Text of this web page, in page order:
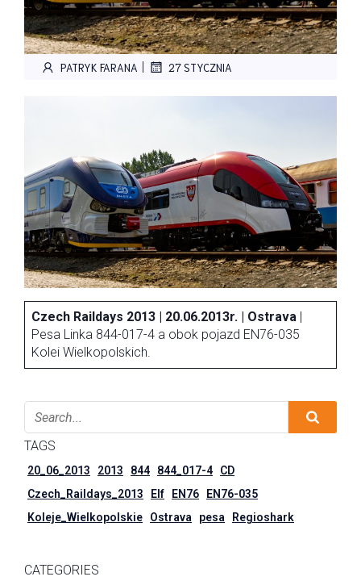
PATRYK FARANA | 27 STYCZNIA
Czech Raildays 2013 | 20.06.2013r. | Ostrava |
Pesa Linka 844-017-4 a obok pojazd EN76-035
Kolei Wielkopolskich.
TAGS
20_06_2013 2013 844 844_017-4
CD
Czech_Raildays_2013
Elf EN76
EN76-035
Koleje_Wielkopolskie
Ostrava pesa Regioshark
CATEGORIES